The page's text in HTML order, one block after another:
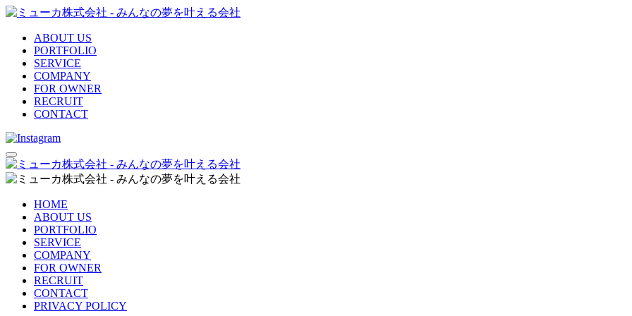
ABOUT US
PORTFOLIO
SERVICE
COMPANY
FOR OWNER
RECRUIT
CONTACT
HOME
ABOUT US
PORTFOLIO
SERVICE
COMPANY
FOR OWNER
RECRUIT
CONTACT
PRIVACY POLICY